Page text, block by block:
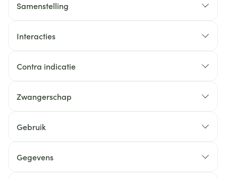
Samenstelling
Interacties
Contra indicatie
Zwangerschap
Gebruik
Gegevens